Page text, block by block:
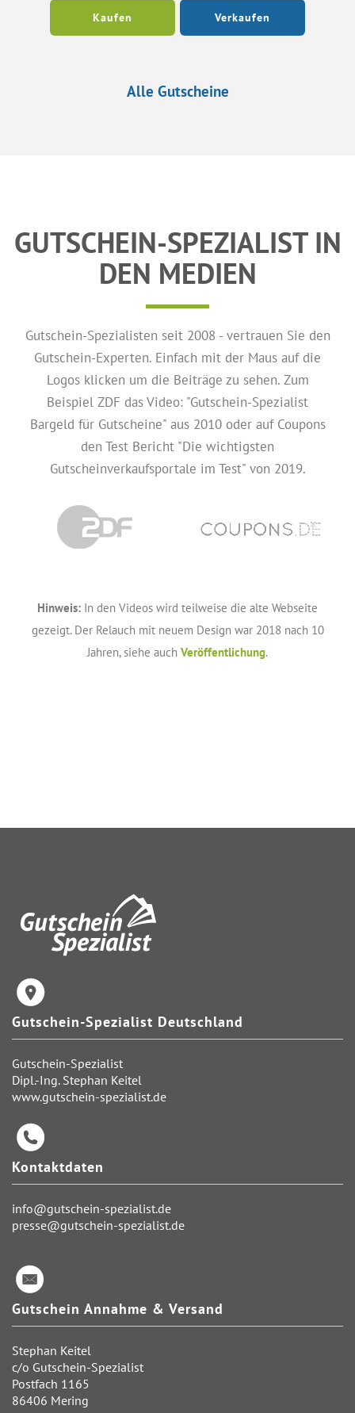
Kaufen Verkaufen
Alle Gutscheine
GUTSCHEIN-SPEZIALIST IN
DEN MEDIEN
Gutschein-Spezialisten seit 2008 - vertrauen Sie den
Gutschein-Experten. Einfach mit der Maus auf die
Logos klicken um die Beiträge zu sehen. Zum
Beispiel ZDF das Video: "Gutschein-Spezialist
Bargeld für Gutscheine" aus 2010 oder auf Coupons
den Test Bericht "Die wichtigsten
Gutscheinverkaufsportale im Test" von 2019.
Hinweis: In den Videos wird teilweise die alte Webseite
gezeigt. Der Relauch mit neuem Design war 2018 nach 10
Jahren, siehe auch Veröffentlichung.
Gutschein-Spezialist Deutschland
Gutschein-Spezialist
Dipl.-Ing. Stephan Keitel
www.gutschein-spezialist.de
Kontaktdaten
info@gutschein-spezialist.de
presse@gutschein-spezialist.de
Gutschein Annahme & Versand
Stephan Keitel
c/o Gutschein-Spezialist
Postfach 1165
86406 Mering